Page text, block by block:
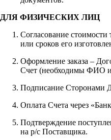
ДЛЯ ФИЗИЧЕСКИХ ЛИЦ
Согласование стоимости
или сроков его
Оформление заказа –
Счет (необходимы ФИО и
Подписание Сторонами
Оплата Счета через
Подтверждение
на р/с Поставщика.